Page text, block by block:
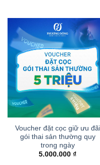
đến
Voucher đặt cọc giữ ưu đãi
gói thai sản thường quy
trong ngày
5.000.000 ₫